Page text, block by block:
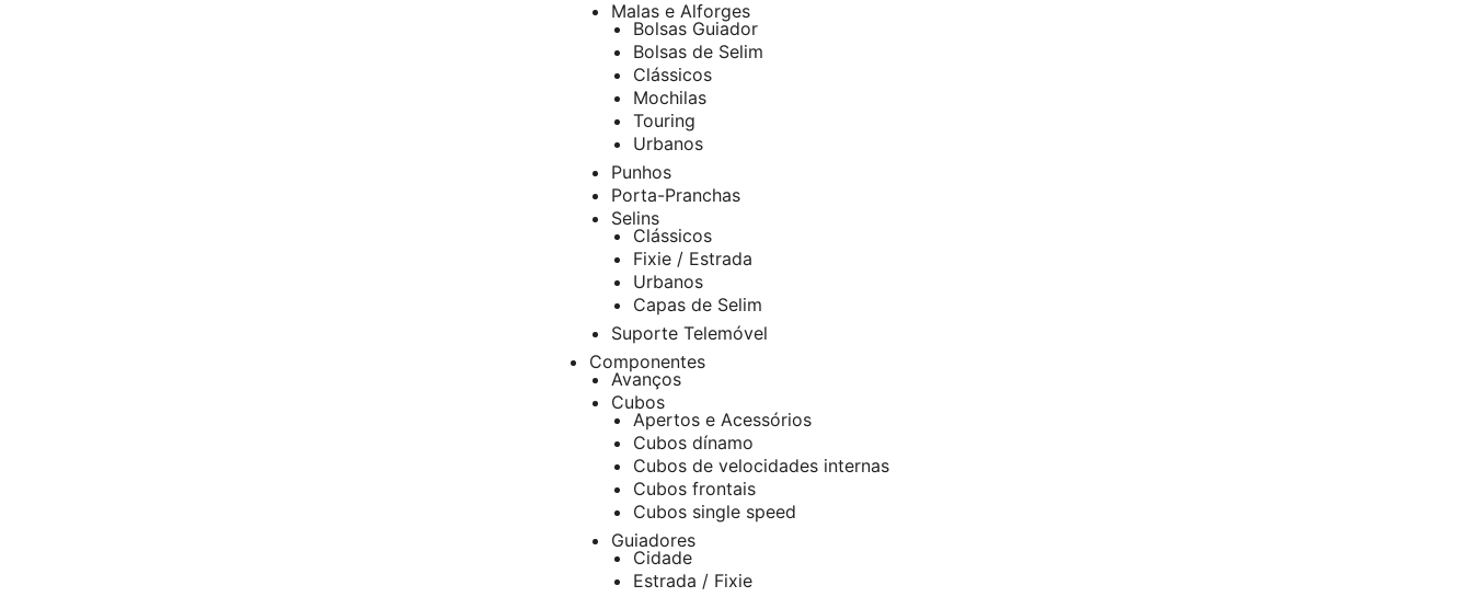
Malas e Alforges
Bolsas Guiador
Bolsas de Selim
Clássicos
Mochilas
Touring
Urbanos
Punhos
Porta-Pranchas
Selins
Clássicos
Fixie / Estrada
Urbanos
Capas de Selim
Suporte Telemóvel
Componentes
Avanços
Cubos
Apertos e Acessórios
Cubos dínamo
Cubos de velocidades internas
Cubos frontais
Cubos single speed
Guiadores
Cidade
Estrada / Fixie